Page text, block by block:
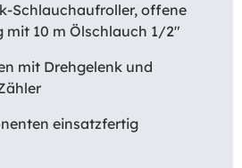
Schlauchaufroller, offene
mit 10 m Ölschlauch 1/2″
mit Drehgelenk und
einsatzfertig